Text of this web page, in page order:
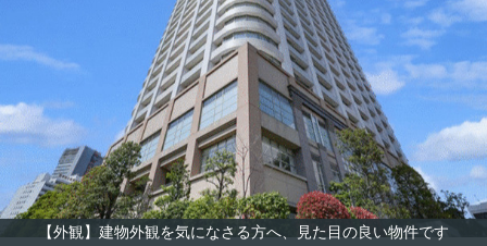
【外観】建物外観を気になさる方へ、見た目の良い物件です